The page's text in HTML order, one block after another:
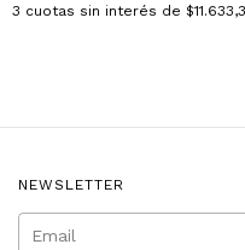
3 cuotas sin interés de
NEWSLETTER